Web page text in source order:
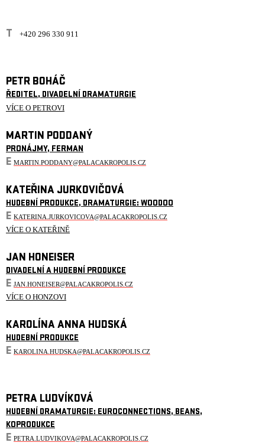
T +420 296 330 911
PETR BOHÁČ
ŘEDITEL, DIVADELNÍ DRAMATURGIE
VÍCE O PETROVI
MARTIN PODDANÝ
PRONÁJMY, FERMAN
E MARTIN.PODDANY@PALACAKROPOLIS.CZ
KATEŘINA JURKOVIČOVÁ
HUDEBNÍ PRODUKCE, DRAMATURGIE: WOODOO
E KATERINA.JURKOVICOVA@PALACAKROPOLIS.CZ
VÍCE O KATEŘINĚ
JAN HONEISER
DIVADELNÍ A HUDEBNÍ PRODUKCE
E JAN.HONEISER@PALACAKROPOLIS.CZ
VÍCE O HONZOVI
KAROLÍNA ANNA HUDSKÁ
HUDEBNÍ PRODUKCE
E KAROLINA.HUDSKA@PALACAKROPOLIS.CZ
PETRA LUDVÍKOVÁ
HUDEBNÍ DRAMATURGIE: EUROCONNECTIONS, BEANS,
KOPRODUKCE
E PETRA.LUDVIKOVA@PALACAKROPOLIS.CZ